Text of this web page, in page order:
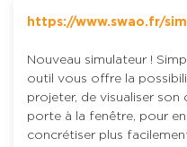
https://www.swao.fr/
Nouveau simulateur !
outil vous offre la
projeter, de visualiser son
porte à la fenêtre, pour
concrétiser plus